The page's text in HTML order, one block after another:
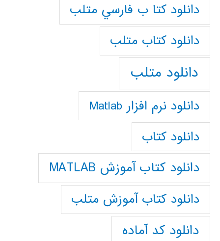
دانلود كتا ب فارسي متلب
دانلود كتاب متلب
دانلود متلب
دانلود نرم افزار Matlab
دانلود کتاب
دانلود کتاب آموزش MATLAB
دانلود کتاب آموزش متلب
دانلود کد آماده